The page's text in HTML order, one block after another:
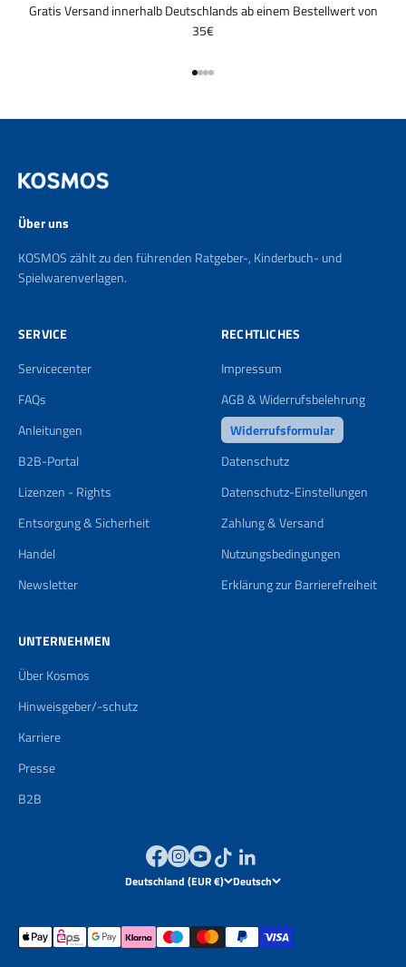
Gratis Versand innerhalb Deutschlands ab einem Bestellwert von
35€
Gehe zu Element 1
Gehe zu Element 2
Gehe zu Element 3
Gehe zu Element 4
Über uns
KOSMOS zählt zu den führenden Ratgeber-, Kinderbuch- und
Spielwarenverlagen.
SERVICE
Servicecenter
FAQs
Anleitungen
B2B-Portal
Lizenzen - Rights
Entsorgung & Sicherheit
Handel
Newsletter
RECHTLICHES
Impressum
AGB & Widerrufsbelehrung
Widerrufsformular
Datenschutz
Datenschutz-Einstellungen
Zahlung & Versand
Nutzungsbedingungen
Erklärung zur Barrierefreiheit
UNTERNEHMEN
Über Kosmos
Hinweisgeber/-schutz
Karriere
Presse
B2B
Deutschland (EUR €) Deutsch